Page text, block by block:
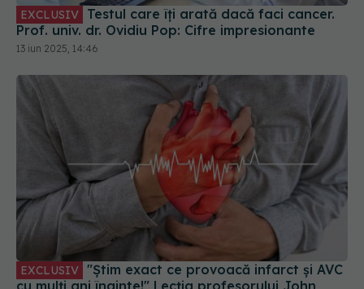
13 iun 2025, 14:46
EXCLUSIV
cu mulți ani înainte!" Lecția profesorului John
Deanfield, cardiolog de renume
02 oct 2025, 16:12